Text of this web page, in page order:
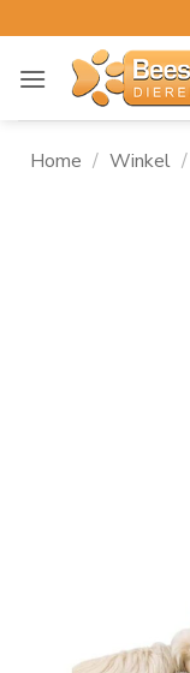
naar
inhoud
Home / Winkel /